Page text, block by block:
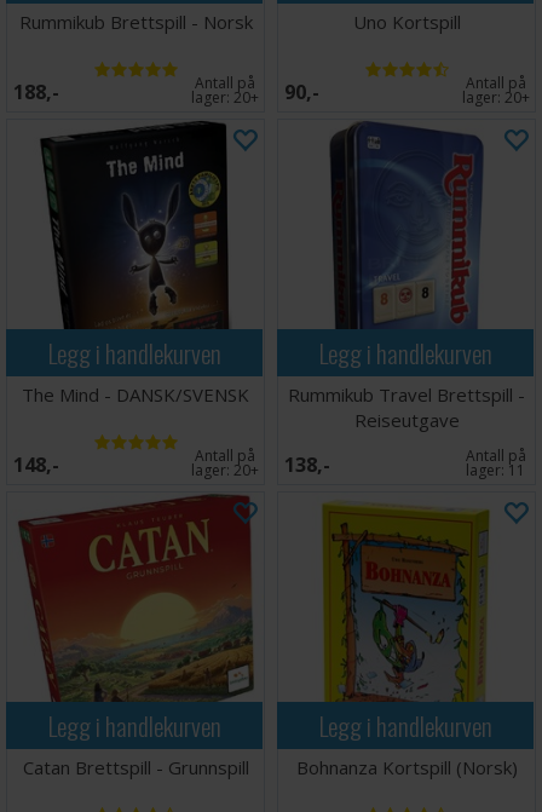
Rummikub Brettspill - Norsk
188,- Antall på
lager: 20+
Uno Kortspill
90,- Antall på
lager: 20+
Legg i handlekurven
The Mind - DANSK/SVENSK
148,- Antall på
lager: 20+
Legg i handlekurven
Rummikub Travel Brettspill -
Reiseutgave
138,- Antall på
lager: 11
Legg i handlekurven
Catan Brettspill - Grunnspill
Legg i handlekurven
Bohnanza Kortspill (Norsk)